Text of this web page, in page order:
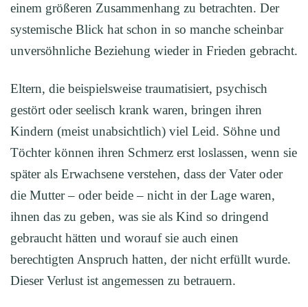
einem größeren Zusammenhang zu betrachten. Der
systemische Blick hat schon in so manche scheinbar
unversöhnliche Beziehung wieder in Frieden gebracht.
Eltern, die beispielsweise traumatisiert, psychisch
gestört oder seelisch krank waren, bringen ihren
Kindern (meist unabsichtlich) viel Leid. Söhne und
Töchter können ihren Schmerz erst loslassen, wenn sie
später als Erwachsene verstehen, dass der Vater oder
die Mutter – oder beide – nicht in der Lage waren,
ihnen das zu geben, was sie als Kind so dringend
gebraucht hätten und worauf sie auch einen
berechtigten Anspruch hatten, der nicht erfüllt wurde.
Dieser Verlust ist angemessen zu betrauern.